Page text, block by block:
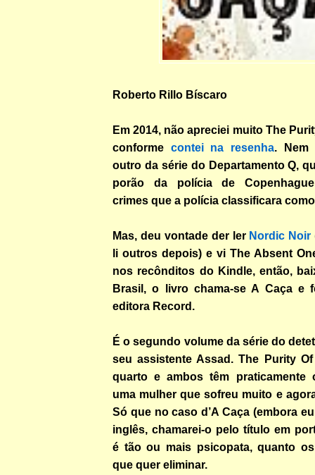
Roberto Rillo Bíscaro
Em 2014, não apreciei muito The
conforme contei na resenha. Nem
outro da série do Departamento Q,
porão da polícia de
crimes que a polícia classificara
Mas, deu vontade der ler Nordic Noir
li outros depois) e vi The Absent
nos recônditos do Kindle, então,
Brasil, o livro chama-se A Caça e
editora Record.
É o segundo volume da série do
seu assistente Assad. The Purity
quarto e ambos têm praticamente
uma mulher que sofreu muito e
Só que no caso d’A Caça (embora
inglês, chamarei-o pelo título em
é tão ou mais psicopata, quanto
que quer eliminar.